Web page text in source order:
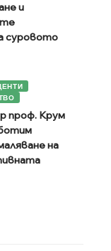
и
суровото
проф. Крум
на